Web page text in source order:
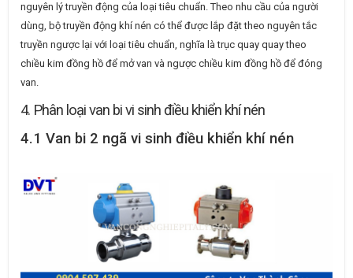
nguyên lý truyền động của loại tiêu chuẩn. Theo nhu cầu của người
dùng, bộ truyền động khí nén có thể được lắp đặt theo nguyên tắc
truyền ngược lại với loại tiêu chuẩn, nghĩa là trục quay quay theo
chiều kim đồng hồ để mở van và ngược chiều kim đồng hồ để đóng
van.
4. Phân loại van bi vi sinh điều khiển khí nén
4.1 Van bi 2 ngã vi sinh điều khiển khí nén